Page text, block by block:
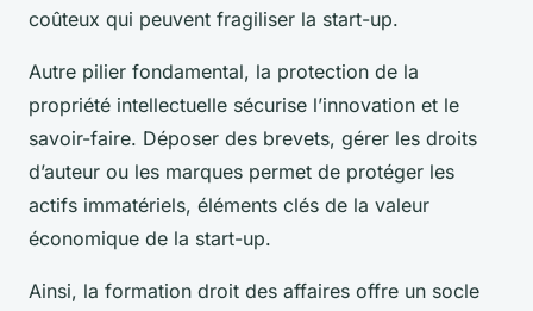
coûteux qui peuvent fragiliser la start-up.
Autre pilier fondamental, la protection de la
propriété intellectuelle sécurise l’innovation et le
savoir-faire. Déposer des brevets, gérer les droits
d’auteur ou les marques permet de protéger les
actifs immatériels, éléments clés de la valeur
économique de la start-up.
Ainsi, la formation droit des affaires offre un socle